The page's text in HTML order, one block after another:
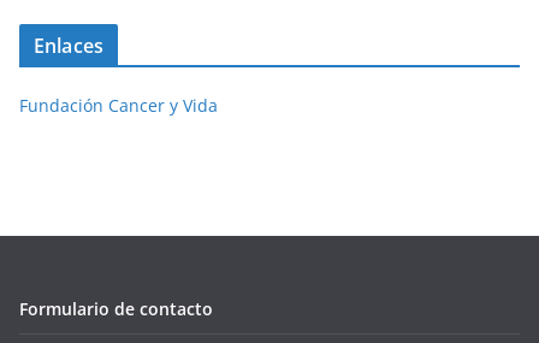
Enlaces
Fundación Cancer y Vida
Formulario de contacto